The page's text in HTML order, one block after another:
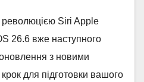
Siri Apple
26.6 вже наступного
з новими
для підготовки вашого